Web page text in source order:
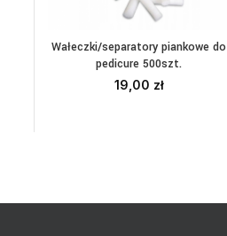
DODAJ DO KOSZYKA
Wałeczki/separatory piankowe do
pedicure 500szt.
19,00 zł